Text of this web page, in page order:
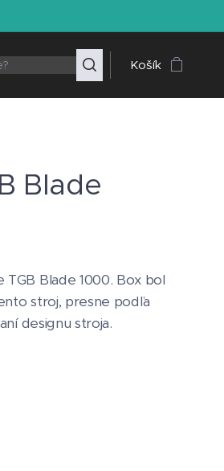
Košík
Blade
Blade 1000. Box bol
stroj, presne podľa
designu stroja.